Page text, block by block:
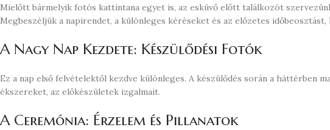
Mielőtt bármelyik fotós kattintana egyet is, az esküvő előtt találkozót
Megbeszéljük a napirendet, a különleges kéréseket és az előzetes
A Nagy Nap Kezdete: Készülődési Fotók
Ez a nap első felvételektől kezdve különleges. A készülődés során a háttérben
ékszereket, az előkészületek izgalmait.
A Ceremónia: Érzelem és Pillanatok